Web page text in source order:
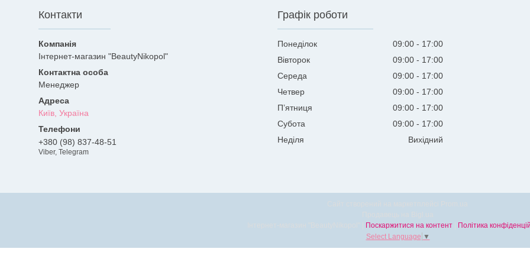
Контакти
Інтернет-магазин "BeautyNikopol"
Менеджер
Київ, Україна
+380 (98) 837-48-51
Viber, Telegram
Графік роботи
Понеділок 09:00
17:00
Вівторок
09:00
17:00
Середа
09:00
17:00
Четвер
09:00
17:00
Пʼятниця
09:00
17:00
Субота
09:00
17:00
Неділя
Вихідний
Поскаржитися на контент
Політика
Select Language ▼